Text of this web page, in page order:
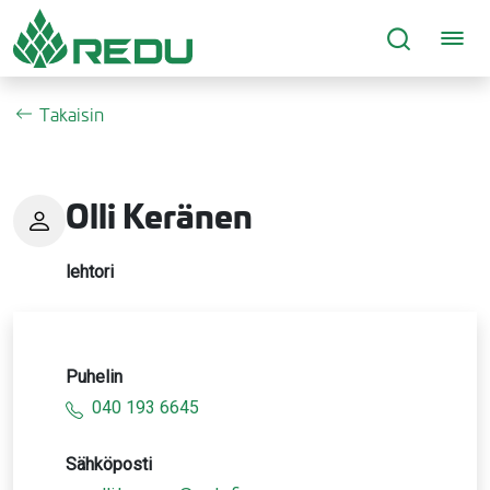
Siirry sivusisältöön
Takaisin
Olli Keränen
lehtori
Puhelin
040 193 6645
Sähköposti